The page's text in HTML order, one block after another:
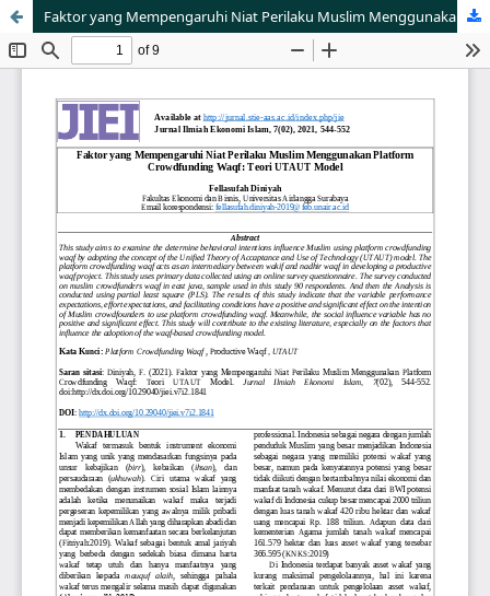
Faktor yang Mempengaruhi Niat Perilaku Muslim Menggunakan Platform Crowdfunding Waqf: Teori UTAUT Model